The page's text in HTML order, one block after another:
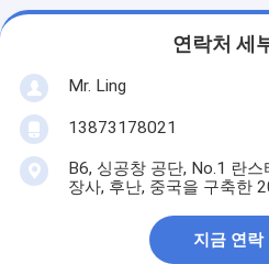
연락처 세
Mr. Ling
13873178021
B6, 싱공창 공단, No.1 란
장사, 후난, 중국을 구축한
지금 연락